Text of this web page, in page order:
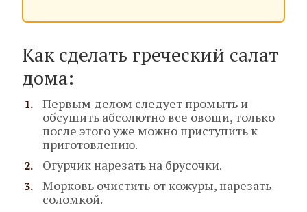
Как сделать греческий салат
дома:
Первым делом следует промыть и
обсушить абсолютно все овощи, только
после этого уже можно приступить к
приготовлению.
Огурчик нарезать на брусочки.
Морковь очистить от кожуры, нарезать
соломкой.